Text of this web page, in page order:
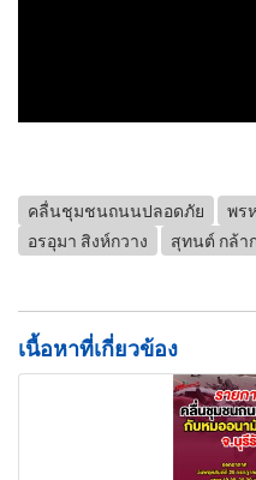
คลื่นชุมชนถนนปลอดภัย
พร
อรอุมา สิงห์กวาง
สุทนต์ กล้า
เนื้อหาที่เกี่ยวข้อง